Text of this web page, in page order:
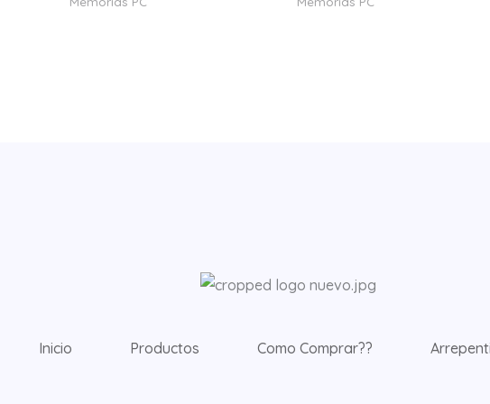
Inicio Productos Como Comprar??